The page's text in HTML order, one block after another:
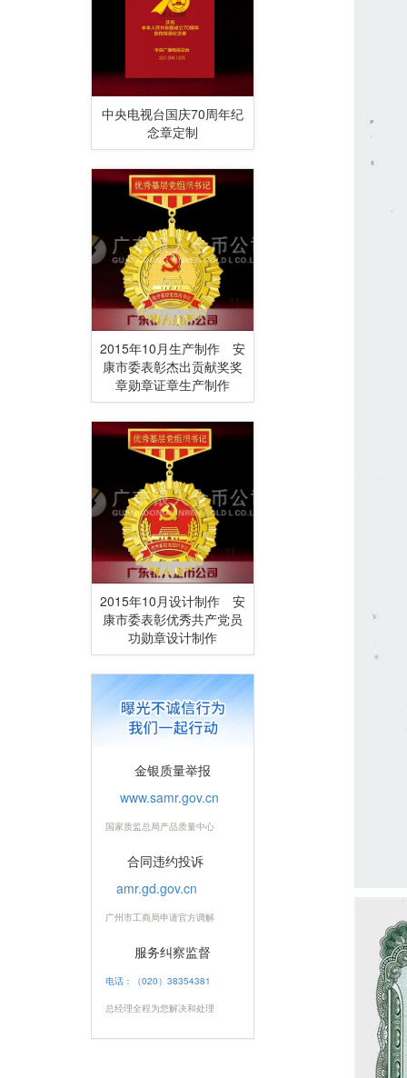
中央电视台国庆70周年纪
念章定制
2015年10月生产制作 安
康市委表彰杰出贡献奖奖
章勋章证章生产制作
2015年10月设计制作 安
康市委表彰优秀共产党员
功勋章设计制作
金银质量举报
www.samr.gov.cn
国家质监总局产品质量中心
合同违约投诉
amr.gd.gov.cn
广州市工商局申请官方调解
服务纠察监督
电话：（020）38354381
总经理全程为您解决和处理